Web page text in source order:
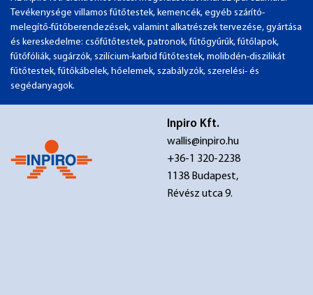
Tevékenysége villamos fűtőtestek, kemencék, egyéb szárító-
melegítő-fűtőberendezések, valamint alkatrészek tervezése, gyártása
és kereskedelme: csőfűtőtestek, patronok, fűtőgyűrűk, fűtőlapok,
fűtőfóliák, sugárzók, szilícium-karbid fűtőtestek, molibdén-diszilikát
fűtőtestek, fűtőkábelek, hőelemek, szabályzók, szerelési- és
segédanyagok.
Inpiro Kft.
wallis@inpiro.hu
+36-1 320-2238
1138 Budapest,
Révész utca 9.